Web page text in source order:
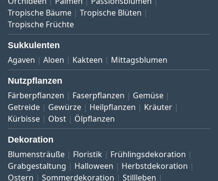
Tropische Bäume
Tropische Blüten
Tropische Früchte
Sukkulenten
Agaven Aloen Kakteen Mittagsblumen
Nutzpflanzen
Färberpflanzen Faserpflanzen
Gemüse
Getreide
Gewürze Heilpflanzen
Kräuter
Kürbisse
Obst Ölpflanzen
Dekoration
Blumensträuße Floristik
Frühlingsdekoration
Grabgestaltung
Halloween
Herbstdekoration
Ostern
Sommerdekoration
Stillleben